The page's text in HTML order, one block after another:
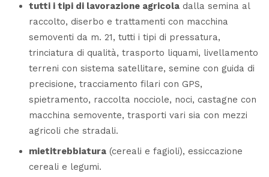
tutti i tipi di lavorazione agricoladalla semina al
raccolto, diserbo e trattamenti con macchina
semoventi da m. 21, tutti i tipi di pressatura,
trinciatura di qualità, trasporto liquami, livellamento
terreni con sistema satellitare, semine con guida di
precisione, tracciamento filari con GPS,
spietramento, raccolta nocciole, noci, castagne con
macchina semovente, trasporti vari sia con mezzi
agricoli che stradali.
mietitrebbiatura(cereali e fagioli), essiccazione
cereali e legumi.